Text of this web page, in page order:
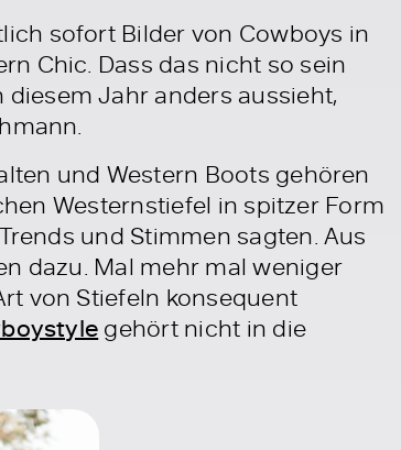
sofort Bilder von Cowboys in
Chic. Dass das nicht so sein
Jahr anders aussieht,
und Western Boots gehören
Westernstiefel in spitzer Form
und Stimmen sagten. Aus
dazu. Mal mehr mal weniger
von Stiefeln konsequent
gehört nicht in die